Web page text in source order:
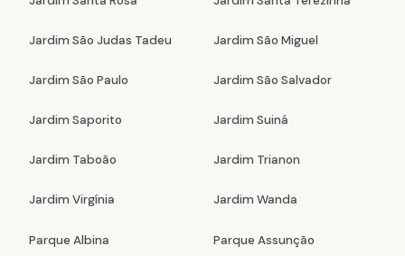
Jardim São Judas Tadeu Jardim São Miguel
Jardim São Paulo Jardim São Salvador
Jardim Saporito Jardim Suiná
Jardim Taboão Jardim Trianon
Jardim Virgínia Jardim Wanda
Parque Albina Parque Assunção